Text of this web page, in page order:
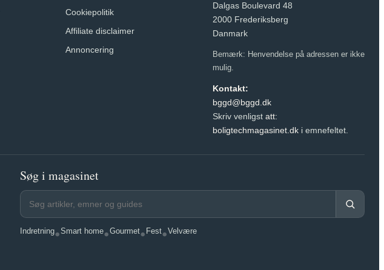
Cookiepolitik
Affiliate disclaimer
Annoncering
Dalgas Boulevard 48
2000 Frederiksberg
Danmark
Bemærk: Henvendelse på adressen er ikke
mulig.
Kontakt:
bggd@bggd.dk
Skriv venligst att:
boligtechmagasinet.dki emnefeltet.
Søg i magasinet
Indretning•Smart home•Gourmet• Fest•Velvære